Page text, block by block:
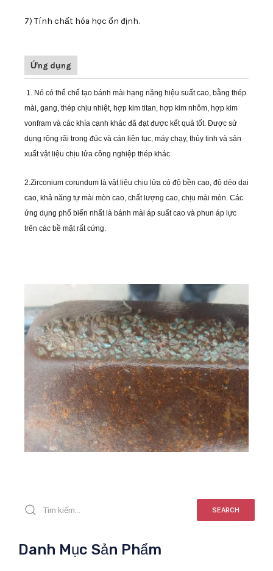
7) Tính chất hóa học ổn định.
Ứng dụng
1. Nó có thể chế tạo bánh mài hạng nặng hiệu suất cao, bằng thép
mài, gang, thép chịu nhiệt, hợp kim titan, hợp kim nhôm, hợp kim
vonfram và các khía cạnh khác đã đạt được kết quả tốt. Được sử
dụng rộng rãi trong đúc và cán liên tục, máy chạy, thủy tinh và sản
xuất vật liệu chịu lửa công nghiệp thép khác.
2.Zirconium corundum là vật liệu chịu lửa có độ bền cao, độ dẻo dai
cao, khả năng tự mài mòn cao, chất lượng cao, chịu mài mòn. Các
ứng dụng phổ biến nhất là bánh mài áp suất cao và phun áp lực
trên các bề mặt rất cứng.
SEARCH
Danh Mục Sản Phẩm